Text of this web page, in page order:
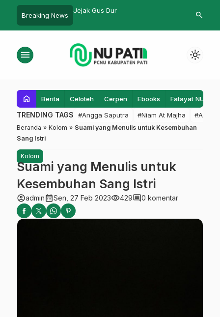
Breaking News
Estafet Kepemimpinan Berlanjut,
Pimpin MTs Ma’arif Sapuran
Puasa
search
menu light_mode
home Berita Celoteh Cerpen Ebooks Fatayat NU
TRENDING TAGS #Angga Saputra #Niam At Majha #Admin
Beranda » Kolom » Suami yang Menulis untuk Kesembuhan
Sang Istri
Kolom
Suami yang Menulis untuk
Kesembuhan Sang Istri
account_circleadmincalendar_monthSen, 27 Feb 2023visibility429comment0 komentar